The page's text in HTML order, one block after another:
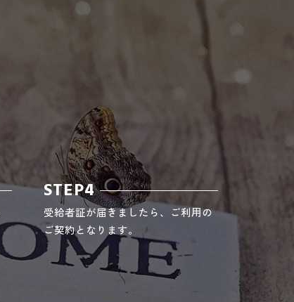
STEP4
受給者証が届きましたら、ご利用の
ご契約となります。